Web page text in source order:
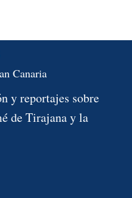
Canaria
y reportajes sobre
de Tirajana y la